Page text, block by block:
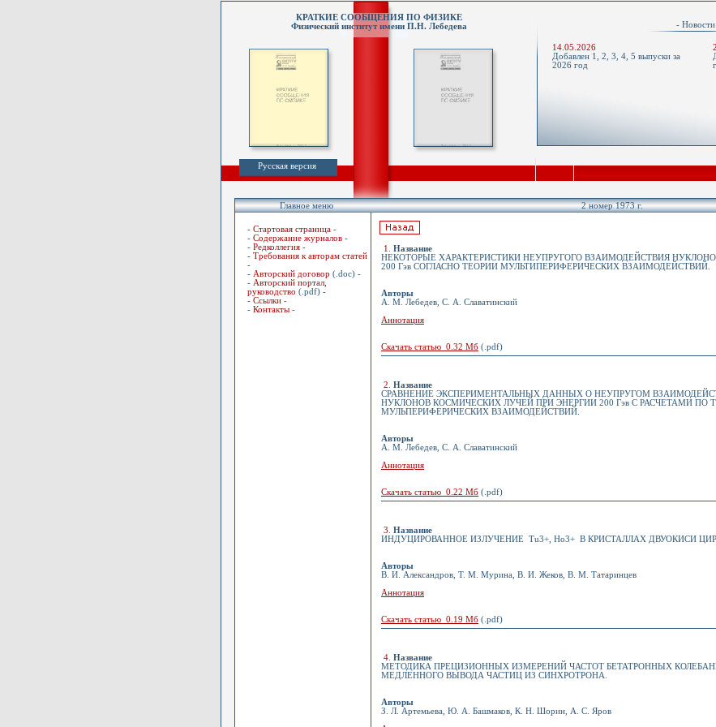
КРАТКИЕ СООБЩЕНИЯ ПО ФИЗИКЕ
Физический институт имени П.Н. Лебедева
-
14.05.2026
Добавлен 1, 2, 3, 4, 5 выпуски за
2026 год
Русская версия
Главное меню 2 номер 1973 г.
- Стартовая страница -
- Содержание журналов -
- Редколлегия -
- Требования к авторам статей
-
- Авторский договор (.doc) -
- Авторский портал,
руководство (.pdf) -
- Ссылки -
- Контакты -
1
Название
НЕКОТОРЫЕ ХАРАКТЕРИСТИКИ НЕУПРУГОГО ВЗАИМОДЕЙСТВИЯ
200 Гэв СОГЛАСНО ТЕОРИИ МУЛЬТИПЕРИФЕРИЧЕСКИХ ВЗАИМОДЕЙСТВИЙ.
Авторы
А. М. Лебедев, С. А. Славатинский
Аннотация
Скачать статью 0.32 Мб (.pdf)
2
Название
СРАВНЕНИЕ ЭКСПЕРИМЕНТАЛЬНЫХ ДАННЫХ О НЕУПРУГОМ
НУКЛОНОВ КОСМИЧЕСКИХ ЛУЧЕЙ ПРИ ЭНЕРГИИ 200 Гэв С РАСЧЕТАМИ ПО
МУЛЬПЕРИФЕРИЧЕСКИХ ВЗАИМОДЕЙСТВИЙ.
Авторы
А. М. Лебедев, С. А. Славатинский
Аннотация
Скачать статью 0.22 Мб (.pdf)
3
Название
ИНДУЦИРОВАННОЕ ИЗЛУЧЕНИЕ Tu3+, Ho3+ В КРИСТАЛЛАХ ДВУОКИСИ
Авторы
В. И. Александров, Т. М. Мурина, В. И. Жеков, В. М. Татаринцев
Аннотация
Скачать статью 0.19 Мб (.pdf)
4 Название
МЕТОДИКА ПРЕЦИЗИОННЫХ ИЗМЕРЕНИЙ ЧАСТОТ БЕТАТРОННЫХ
МЕДЛЕННОГО ВЫВОДА ЧАСТИЦ ИЗ СИНХРОТРОНА.
Авторы
З. Л. Артемьева, Ю. А. Башмаков, К. Н. Шорин, А. С. Яров